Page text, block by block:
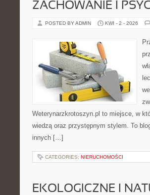
ZACHOWANIE I
POSTED BY ADMIN KWI - 2 - 2026
Weterynarzkrotoszyn.pl to miejsce, w
wiedzą oraz przystępnym stylem. To
innych […]
CATEGORIES: NIERUCHOMOŚCI
EKOLOGICZNE I